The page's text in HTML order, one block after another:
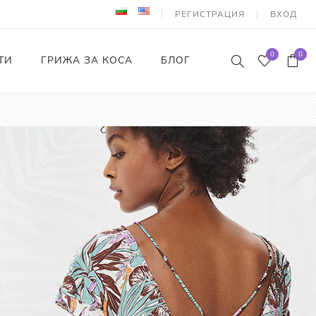
РЕГИСТРАЦИЯ ВХОД
ГРИЖА ЗА КОСА БЛОГ 0 0